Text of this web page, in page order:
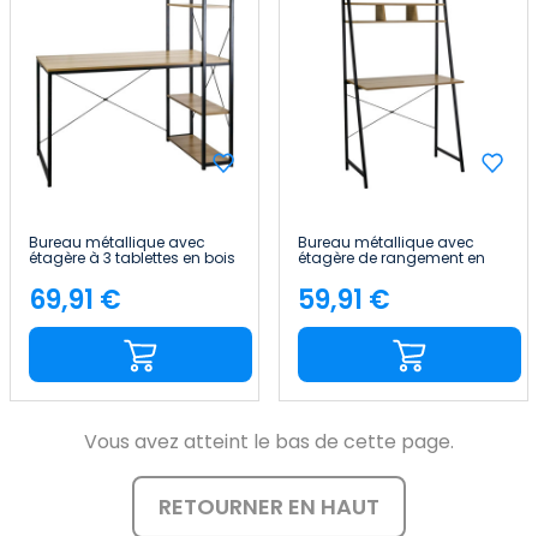
Bureau métallique avec
étagère à 3 tablettes en bois
Ozra 120 x 120 x 75 cm
7house
Price
69,91 €
Bureau métallique avec
étagère de rangement en
bois Oyam 142 x 84 x 46 cm
7house
Price
59,91 €
Vous avez atteint le bas de cette page.
RETOURNER EN HAUT